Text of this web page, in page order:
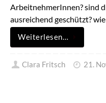
ArbeitnehmerInnen? sind
ausreichend geschützt?
Weiterlesen…
Clara Fritsch 21.